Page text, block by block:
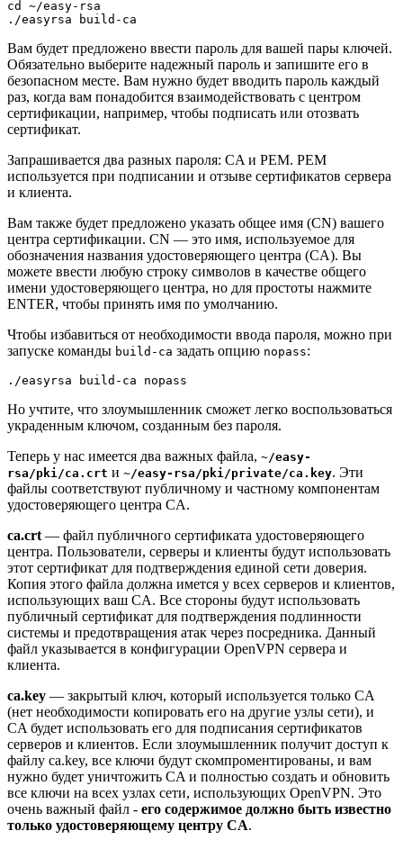
cd ~/easy-rsa
Вам будет предложено ввести пароль для вашей пары ключей.
Обязательно выберите надежный пароль и запишите его в
безопасном месте. Вам нужно будет вводить пароль каждый
раз, когда вам понадобится взаимодействовать с центром
сертификации, например, чтобы подписать или отозвать
сертификат.
Запрашивается два разных пароля: CA и PEM. PEM
используется при подписании и отзыве сертификатов сервера
и клиента.
Вам также будет предложено указать общее имя (CN) вашего
центра сертификации. CN — это имя, используемое для
обозначения названия удостоверяющего центра (CA). Вы
можете ввести любую строку символов в качестве общего
имени удостоверяющего центра, но для простоты нажмите
ENTER, чтобы принять имя по умолчанию.
Чтобы избавиться от необходимости ввода пароля, можно при
запуске команды build-ca задать опцию nopass:
Но учтите, что злоумышленник сможет легко воспользоваться
украденным ключом, созданным без пароля.
Теперь у нас имеется два важных файла, ~/easy-
rsa/pki/ca.crt и ~/easy-rsa/pki/private/ca.key. Эти
файлы соответствуют публичному и частному компонентам
удостоверяющего центра CA.
ca.crt — файл публичного сертификата удостоверяющего
центра. Пользователи, серверы и клиенты будут использовать
этот сертификат для подтверждения единой сети доверия.
Копия этого файла должна имется у всех серверов и клиентов,
использующих ваш CA. Все стороны будут использовать
публичный сертификат для подтверждения подлинности
системы и предотвращения атак через посредника. Данный
файл указывается в конфигурации OpenVPN сервера и
клиента.
ca.key — закрытый ключ, который используется только CA
(нет необходимости копировать его на другие узлы сети), и
CA будет использовать его для подписания сертификатов
серверов и клиентов. Если злоумышленник получит доступ к
файлу ca.key, все ключи будут скомпроментированы, и вам
нужно будет уничтожить CA и полностью создать и обновить
все ключи на всех узлах сети, использующих OpenVPN. Это
очень важный файл - его содержимое должно быть известно
только удостоверяющему центру CA.